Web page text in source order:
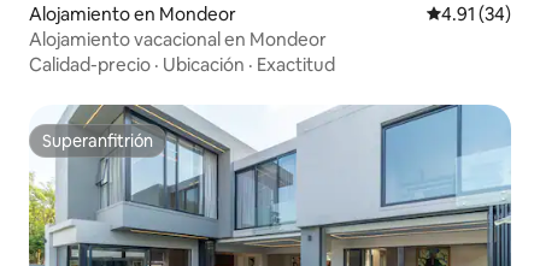
Alojamiento en Mondeor Calificación
4.91 (34)
Alojamiento vacacional en Mondeor
Calidad-precio · Ubicación · Exactitud
Superanfitrión
Superanfitrión